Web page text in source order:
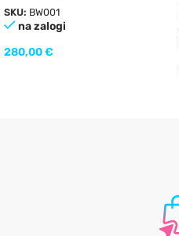
SKU: BW001
na zalogi
280,00€